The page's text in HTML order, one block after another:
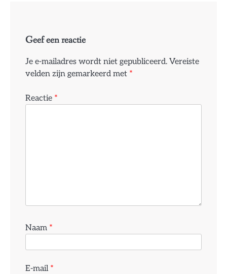
Geef een reactie
Je e-mailadres wordt niet gepubliceerd. Vereiste
velden zijn gemarkeerd met *
Reactie *
Naam *
E-mail *